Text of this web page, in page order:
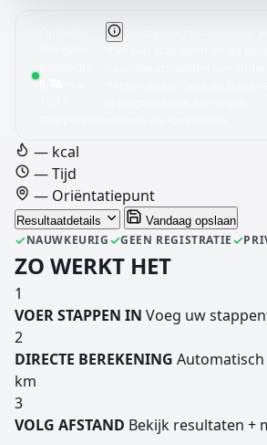
0.76
— kcal
—Tijd
— Oriëntatiepunt
Resultaatdetails Vandaag opslaan
✓NAUWKEURIG✓GEEN REGISTRATIE✓
ZO WERKT HET
1
VOER STAPPEN IN Voeg uw
2
DIRECTE BEREKENING
km
3
VOLG AFSTAND Bekijk resultaten +